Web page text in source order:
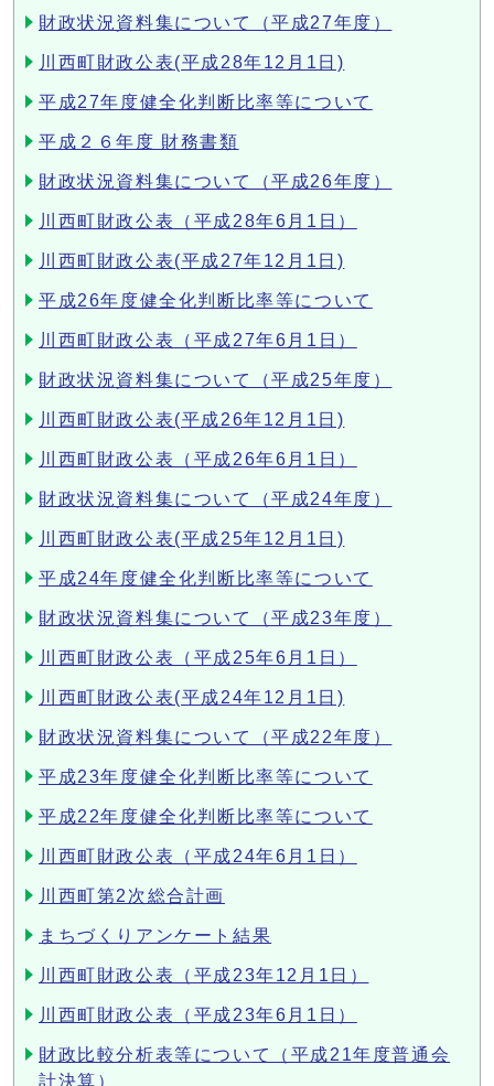
財政状況資料集について（平成27年度）
川西町財政公表(平成28年12月1日)
平成27年度健全化判断比率等について
平成２６年度 財務書類
財政状況資料集について（平成26年度）
川西町財政公表（平成28年6月1日）
川西町財政公表(平成27年12月1日)
平成26年度健全化判断比率等について
川西町財政公表（平成27年6月1日）
財政状況資料集について（平成25年度）
川西町財政公表(平成26年12月1日)
川西町財政公表（平成26年6月1日）
財政状況資料集について（平成24年度）
川西町財政公表(平成25年12月1日)
平成24年度健全化判断比率等について
財政状況資料集について（平成23年度）
川西町財政公表（平成25年6月1日）
川西町財政公表(平成24年12月1日)
財政状況資料集について（平成22年度）
平成23年度健全化判断比率等について
平成22年度健全化判断比率等について
川西町財政公表（平成24年6月1日）
川西町第2次総合計画
まちづくりアンケート結果
川西町財政公表（平成23年12月1日）
川西町財政公表（平成23年6月1日）
財政比較分析表等について（平成21年度普通会
計決算）